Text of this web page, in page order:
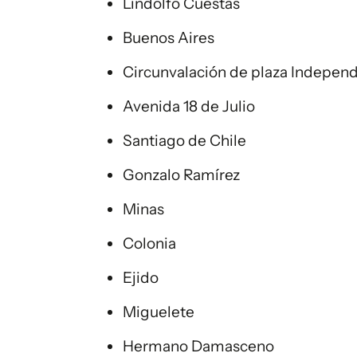
Buenos Aires
Circunvalación de plaza
Avenida 18 de Julio
Santiago de Chile
Gonzalo Ramírez
Minas
Colonia
Ejido
Miguelete
Hermano Damasceno